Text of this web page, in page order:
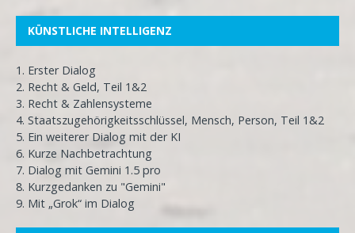
KÜNSTLICHE INTELLIGENZ
1. Erster Dialog
2. Recht & Geld, Teil 1&2
3. Recht & Zahlensysteme
4. Staatszugehörigkeitsschlüssel, Mensch, Person, Teil 1&2
5. Ein weiterer Dialog mit der KI
6. Kurze Nachbetrachtung
7. Dialog mit Gemini 1.5 pro
8. Kurzgedanken zu "Gemini"
9. Mit „Grok“ im Dialog